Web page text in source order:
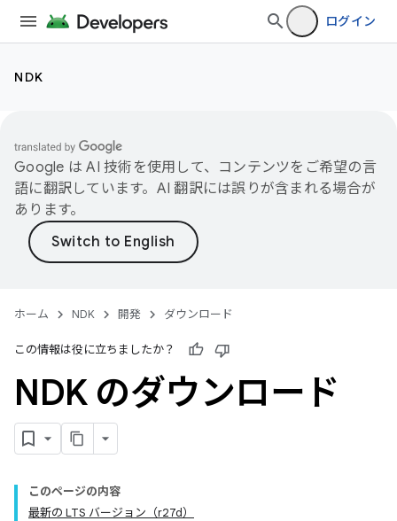
ログイン
NDK
Google は AI 技術を使用して、コンテンツをご希望の言
語に翻訳しています。AI 翻訳には誤りが含まれる場合が
あります。
ホーム NDK 開発 ダウンロード
この情報は役に立ちましたか？
NDK のダウンロード
このページの内容
最新の LTS バージョン（r27d）